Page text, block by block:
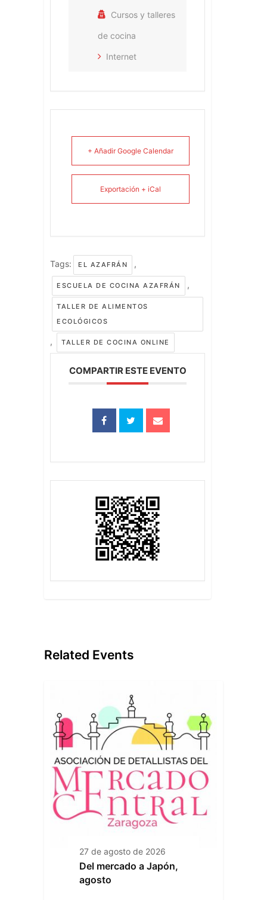
Cursos y talleres
de cocina
Internet
+ Añadir Google Calendar
Exportación + iCal
Tags: EL AZAFRÁN ,
ESCUELA DE COCINA AZAFRÁN ,
TALLER DE ALIMENTOS
ECOLÓGICOS
, TALLER DE COCINA ONLINE
COMPARTIR ESTE EVENTO
Related Events
27 de agosto de 2026
Del mercado a Japón,
agosto